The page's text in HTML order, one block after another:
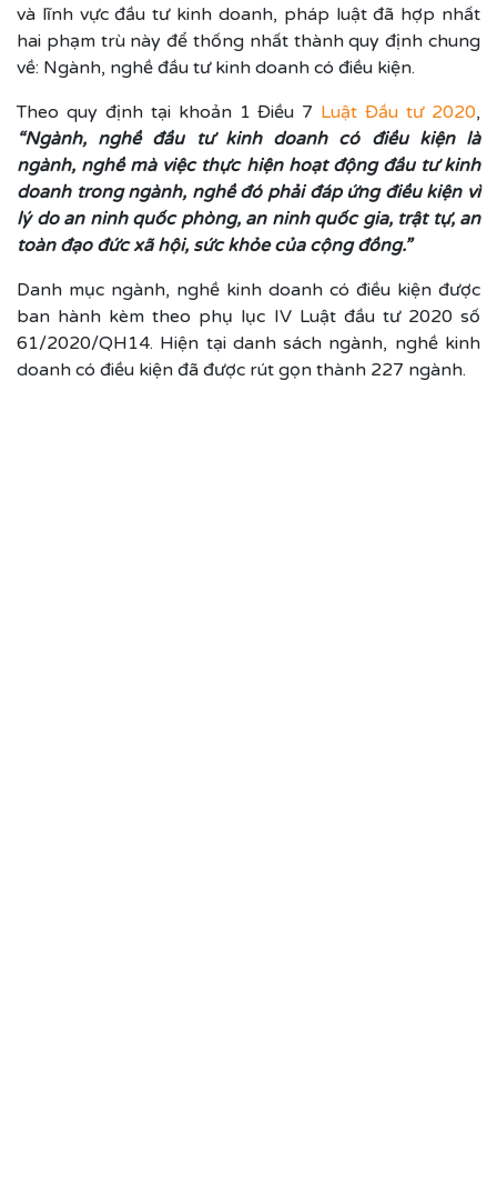
và lĩnh vực đầu tư kinh doanh, pháp luật đã hợp nhất
hai phạm trù này để thống nhất thành quy định chung
về: Ngành, nghề đầu tư kinh doanh có điều kiện.
Theo quy định tại khoản 1 Điều 7 Luật Đầu tư 2020,
“Ngành, nghề đầu tư kinh doanh có điều kiện là
ngành, nghề mà việc thực hiện hoạt động đầu tư kinh
doanh trong ngành, nghề đó phải đáp ứng điều kiện vì
lý do an ninh quốc phòng, an ninh quốc gia, trật tự, an
toàn đạo đức xã hội, sức khỏe của cộng đồng.”
Danh mục ngành, nghề kinh doanh có điều kiện được
ban hành kèm theo phụ lục IV Luật đầu tư 2020số
61/2020/QH14. Hiện tại danh sách ngành, nghề kinh
doanh có điều kiện đã được rút gọn thành 227 ngành.